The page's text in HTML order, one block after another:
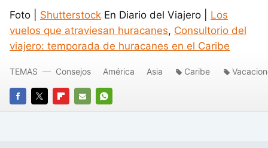
Foto | Shutterstock En Diario del Viajero | Los
vuelos que atraviesan huracanes, Consultorio del
viajero: temporada de huracanes en el Caribe
FACEBOOK
TWITTERFLIPBOARD
E-
WHATSAPP
TEMAS Consejos América Asia Caribe